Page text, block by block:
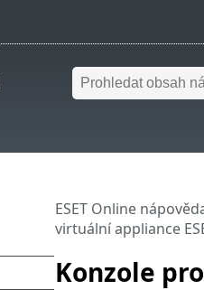
Konzole
ESET Online
virtuální appliance